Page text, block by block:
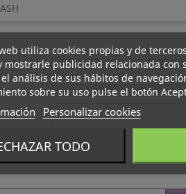
Lamentamos las
Realice una nueva
utiliza cookies propias y de
mostrarle publicidad relacionada con
análisis de sus hábitos de
sobre su uso pulse el botón
Personalizar cookies
TODO